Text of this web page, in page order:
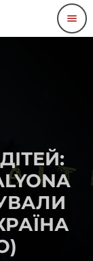
menu